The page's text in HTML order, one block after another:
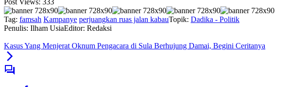
Post Views: 333
Tag: famsah Kampanye perjuangkan ruas jalan kabauTopik: Dadika - Politik
Penulis: Ilham UsiaEditor: Redaksi
Kasus Yang Menjerat Oknum Pengacara di Sula Berhujung Damai, Begini Ceritanya